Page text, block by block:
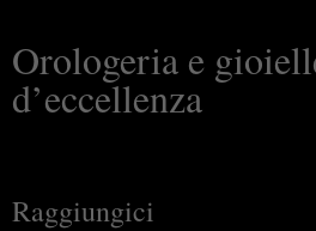
Orologeria e
d’eccellenza
Raggiungici